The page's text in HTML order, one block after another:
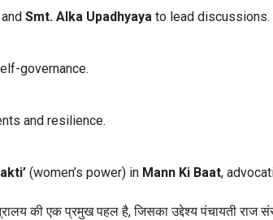
and Smt. Alka Upadhyaya to lead discussions.
governance.
and resilience.
(women’s power) in Mann Ki Baat,
की एक प्रमुख पहल है, जिसका उद्देश्य पंचायती राज